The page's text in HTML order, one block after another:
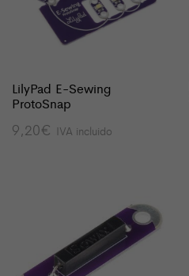
LilyPad E-Sewing
ProtoSnap
9,20€ IVA incluido